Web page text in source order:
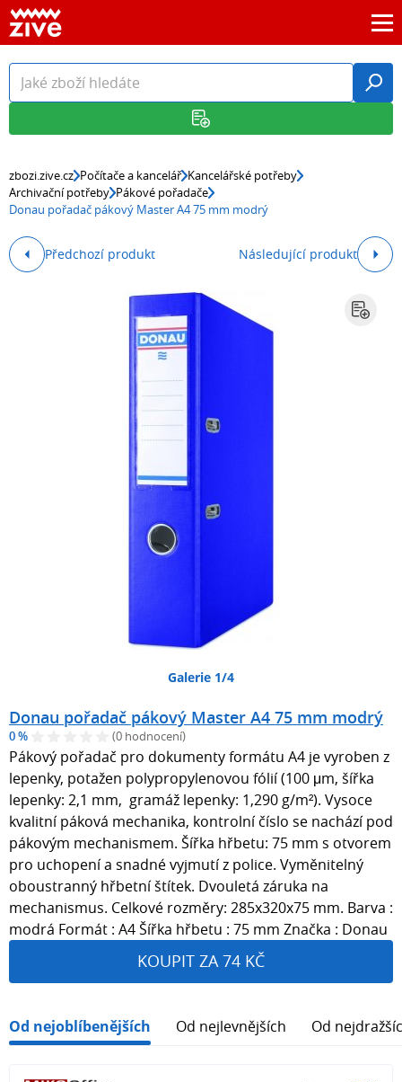
zbozi.zive.cz Počítače a kancelář Kancelářské potřeby
Archivační potřeby Pákové pořadače
Donau pořadač pákový Master A4 75 mm modrý
Předchozí produkt Následující produkt
Galerie 1/4
Donau pořadač pákový Master A4 75 mm modrý
0 % (0 hodnocení)
Pákový pořadač pro dokumenty formátu A4 je vyroben z
lepenky, potažen polypropylenovou fólií (100 μm, šířka
lepenky: 2,1 mm, gramáž lepenky: 1,290 g/m²). Vysoce
kvalitní páková mechanika, kontrolní číslo se nachází pod
pákovým mechanismem. Šířka hřbetu: 75 mm s otvorem
pro uchopení a snadné vyjmutí z police. Vyměnitelný
oboustranný hřbetní štítek. Dvouletá záruka na
mechanismus. Celkové rozměry: 285x320x75 mm. Barva :
modrá Formát : A4 Šířka hřbetu : 75 mm Značka : Donau
KOUPIT ZA 74 KČ
Od nejoblíbenějších Od nejlevnějších Od